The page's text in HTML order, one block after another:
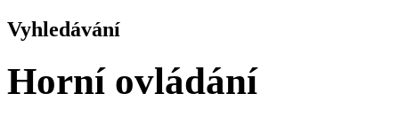
Vyhledávání
Horní ovládání